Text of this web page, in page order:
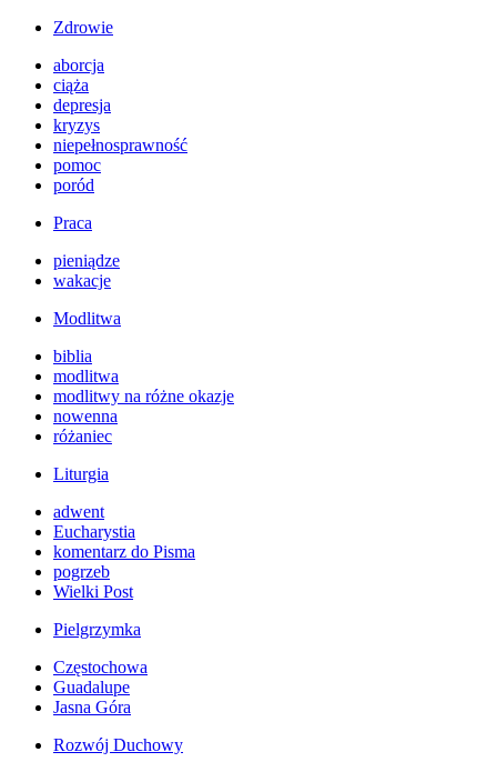
Zdrowie
aborcja
ciąża
depresja
kryzys
niepełnosprawność
pomoc
poród
Praca
pieniądze
wakacje
Modlitwa
biblia
modlitwa
modlitwy na różne okazje
nowenna
różaniec
Liturgia
adwent
Eucharystia
komentarz do Pisma
pogrzeb
Wielki Post
Pielgrzymka
Częstochowa
Guadalupe
Jasna Góra
Rozwój Duchowy